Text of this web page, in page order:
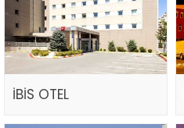
İBİS OTEL